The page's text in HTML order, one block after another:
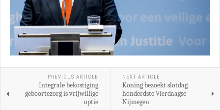
PREVIOUS ARTICLE
Integrale bekostiging
geboortezorg is vrijwillige
optie
NEXT ARTICLE
Koning bezoekt slotdag
honderdste Vierdaagse
Nijmegen